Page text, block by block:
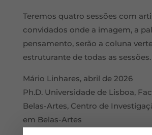
Teremos quatro sessões com
convidados onde a imagem, a
pensamento, serão a coluna
estruturante de todas as sessões.
Mário Linhares, abril de 2026
Ph.D. Universidade de Lisboa,
Belas-Artes, Centro de
em Belas-Artes